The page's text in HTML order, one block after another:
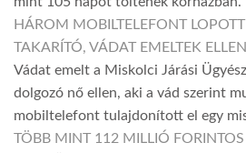
HÁROM MOBILTELEFONT LOPOTT
TAKARÍTÓ, VÁDAT EMELTEK
Vádat emelt a Miskolci Járási
dolgozó nő ellen, aki a vád szerint
mobiltelefont tulajdonított el egy
TÖBB MINT 112 MILLIÓ FORINTOS